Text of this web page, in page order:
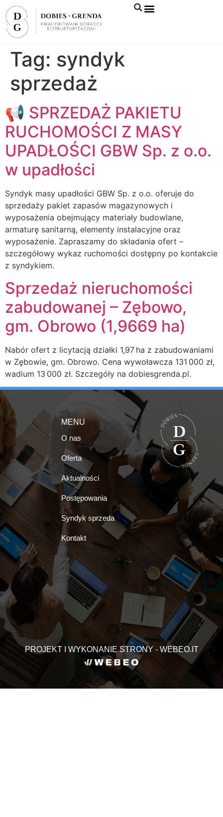
Tag: syndyk
sprzedaż
📢 SPRZEDAŻ PAKIETU
RUCHOMOŚCI Z MASY
UPADŁOŚCI GBW Sp. z o.o.
w upadłości
Syndyk masy upadłości GBW Sp. z o.o. oferuje do
sprzedaży pakiet zapasów magazynowych i
wyposażenia obejmujący materiały budowlane,
armaturę sanitarną, elementy instalacyjne oraz
wyposażenie. Zapraszamy do składania ofert –
szczegółowy wykaz ruchomości dostępny po kontakcie
z syndykiem.
Sprzedaż nieruchomości
zabudowanej – Zębowo,
gm. Obrowo (1,9669 ha)
Nabór ofert z licytacją działki 1,97 ha z zabudowaniami
w Zębowie, gm. Obrowo. Cena wywoławcza 131 000 zł,
wadium 13 000 zł. Szczegóły na dobiesgrenda.pl.
MENU
O nas
Oferta
Aktualności
Postępowania
Syndyk sprzeda
Kontakt
PROJEKT I WYKONANIE STRONY - WEBEO.IT